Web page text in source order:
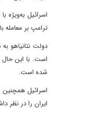
اسرائیل
ترامپ بر معامله
دولت نتانیاهو
است. با این حال
شده است.
ایران را در